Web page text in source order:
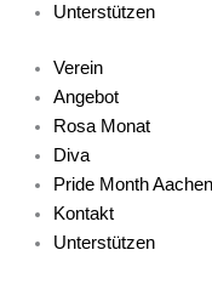
Unterstützen
Verein
Angebot
Rosa Monat
Diva
Pride Month Aachen
Kontakt
Unterstützen